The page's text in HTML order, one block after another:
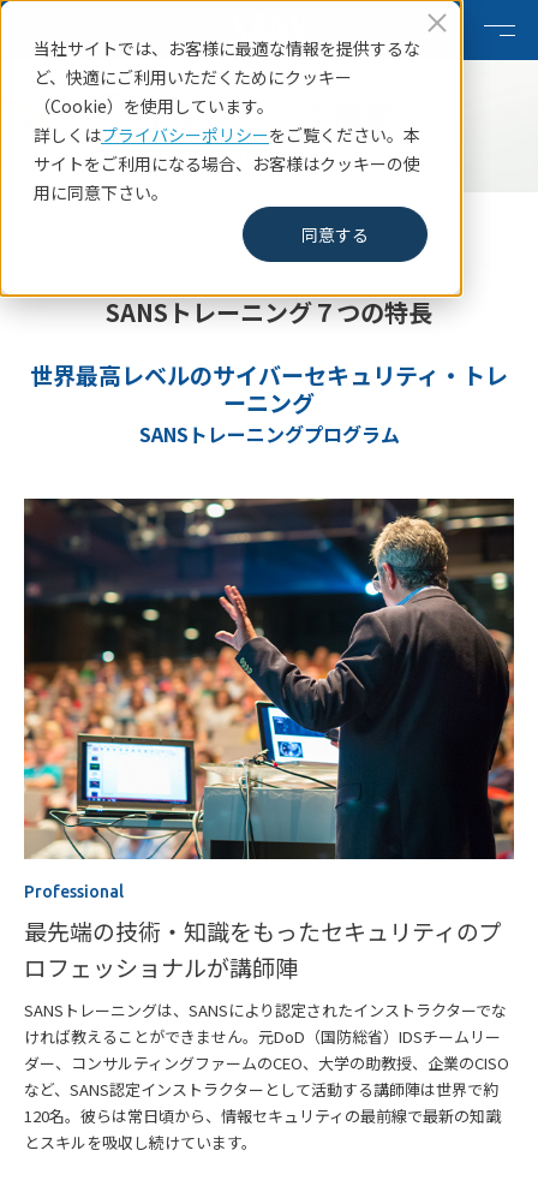
当社サイトでは、お客様に最適な情報を提供するな
ど、快適にご利用いただくためにクッキー
（Cookie）を使用しています。
詳しくはプライバシーポリシーをご覧ください。本
サイトをご利用になる場合、お客様はクッキーの使
用に同意下さい。
同意する
トレーニング概要
Training
SANSトレーニング７つの特長
世界最高レベルのサイバーセキュリティ・トレ
ーニング
SANSトレーニングプログラム
Professional
最先端の技術・知識をもったセキュリティのプ
ロフェッショナルが講師陣
SANSトレーニングは、SANSにより認定されたインストラクターでな
ければ教えることができません。元DoD（国防総省）IDSチームリー
ダー、コンサルティングファームのCEO、大学の助教授、企業のCISO
など、SANS認定インストラクターとして活動する講師陣は世界で約
120名。彼らは常日頃から、情報セキュリティの最前線で最新の知識
とスキルを吸収し続けています。